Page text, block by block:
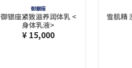
御銀座
御银座紧致滋养润体乳 <
身体乳液>
¥ 15,000
雪肌精